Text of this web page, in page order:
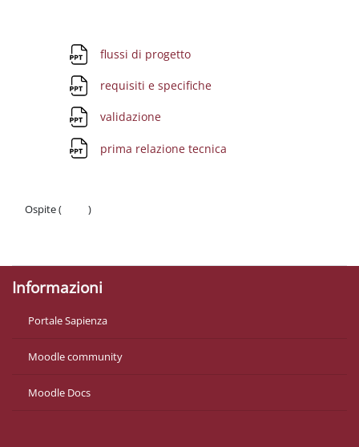
flussi di progetto
requisiti e specifiche
validazione
prima relazione tecnica
Ospite (
)
Informazioni
Portale Sapienza
Moodle community
Moodle Docs